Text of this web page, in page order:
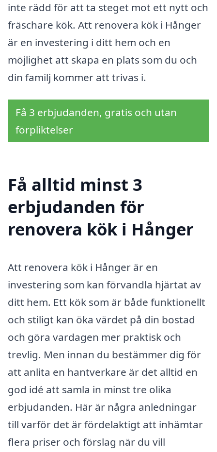
inte rädd för att ta steget mot ett nytt och
fräschare kök. Att renovera kök i Hånger
är en investering i ditt hem och en
möjlighet att skapa en plats som du och
din familj kommer att trivas i.
Få 3 erbjudanden, gratis och utan
förpliktelser
Få alltid minst 3
erbjudanden för
renovera kök i Hånger
Att renovera kök i Hånger är en
investering som kan förvandla hjärtat av
ditt hem. Ett kök som är både funktionellt
och stiligt kan öka värdet på din bostad
och göra vardagen mer praktisk och
trevlig. Men innan du bestämmer dig för
att anlita en hantverkare är det alltid en
god idé att samla in minst tre olika
erbjudanden. Här är några anledningar
till varför det är fördelaktigt att inhämtar
flera priser och förslag när du vill